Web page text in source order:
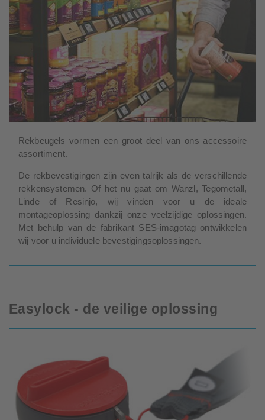
Rekbeugels vormen een groot deel van ons accessoire
assortiment.
De rekbevestigingen zijn even talrijk als de verschillende
rekkensystemen. Of het nu gaat om Wanzl, Tegometall,
Linde of Resinjo, wij vinden voor u de ideale
montageoplossing dankzij onze veelzijdige oplossingen.
Met behulp van de fabrikant SES-imagotag ontwikkelen
wij voor u individuele bevestigingsoplossingen.
Easylock - de veilige oplossing